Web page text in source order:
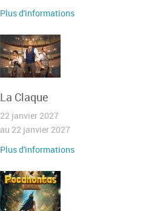
Plus d'informations
La Claque
22 janvier 2027
au 22 janvier 2027
Plus d'informations